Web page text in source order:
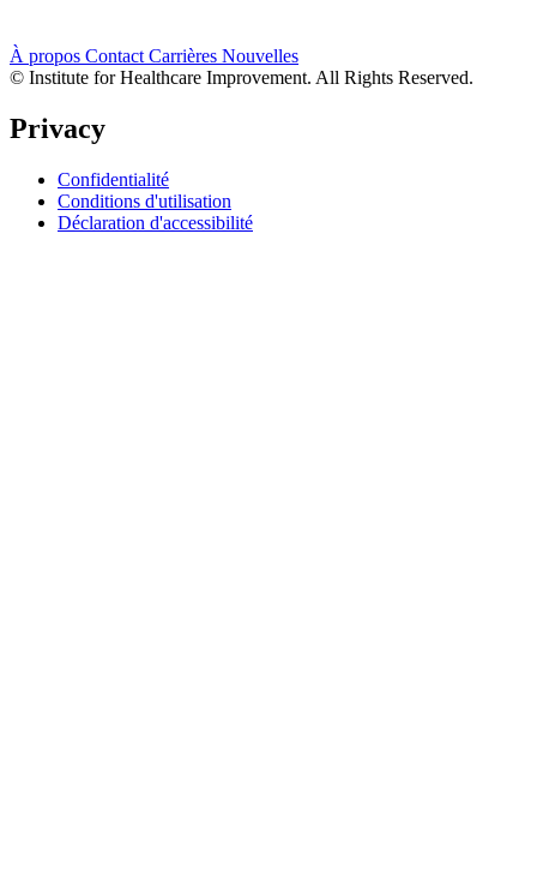
À propos Contact Carrières Nouvelles
© Institute for Healthcare Improvement. All Rights Reserved.
Privacy
Confidentialité
Conditions d'utilisation
Déclaration d'accessibilité